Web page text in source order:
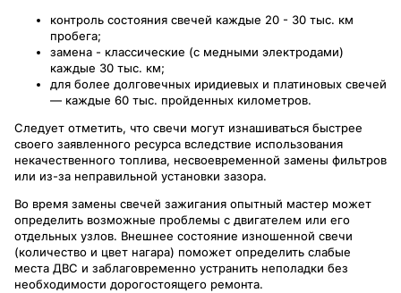
контроль состояния свечей каждые 20 - 30 тыс. км
пробега;
замена - классические (с медными электродами)
каждые 30 тыс. км;
для более долговечных иридиевых и платиновых свечей
— каждые 60 тыс. пройденных километров.
Следует отметить, что свечи могут изнашиваться быстрее
своего заявленного ресурса вследствие использования
некачественного топлива, несвоевременной замены фильтров
или из-за неправильной установки зазора.
Во время замены свечей зажигания опытный мастер может
определить возможные проблемы с двигателем или его
отдельных узлов. Внешнее состояние изношенной свечи
(количество и цвет нагара) поможет определить слабые
места ДВС и заблаговременно устранить неполадки без
необходимости дорогостоящего ремонта.